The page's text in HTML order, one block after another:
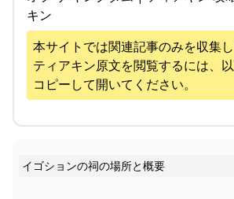
キン
本サイトでは関連記事のみを収集し
ティアキン原文を閲覧するには、
コピーして開いてください。
イゴションの祠の場所と概要